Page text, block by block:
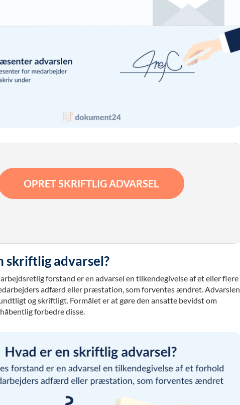
OPRET SKRIFTLIG ADVARSEL
skriftlig advarsel?
forstand er en advarsel en tilkendegivelse af et eller flere
adfærd eller præstation, som forventes ændret. Advarslen
og skriftligt. Formålet er at gøre den ansatte bevidst om
forbedre disse.